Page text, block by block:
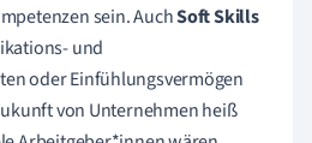
sein. AuchSoft Skills
und
oder Einfühlungsvermögen
von Unternehmen heiß